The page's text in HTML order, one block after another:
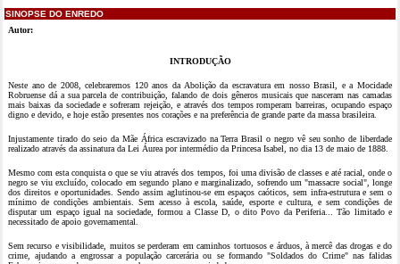
SINOPSE DO ENREDO
Autor:
INTRODUÇÃO
Neste ano de 2008, celebraremos 120 anos da Abolição da escravatura em nosso Brasil, e a Mocidade
Robruense dá a sua parcela de contribuição, falando de dois gêneros musicais que nasceram nas camadas
mais baixas da sociedade e sofreram rejeição, e através dos tempos romperam barreiras, ocupando espaço
digno e devido, e hoje estão presentes nos corações e na preferência de grande parte da massa brasileira.
Injustamente tirado do seio da Mãe África escravizado na Terra Brasil o negro vê seu sonho de liberdade
realizado através da assinatura da Lei Áurea por intermédio da Princesa Isabel, no dia 13 de maio de 1888.
Mesmo com esta conquista o que se viu através dos tempos, foi uma divisão de classes e até racial, onde o
negro se viu excluído, colocado em segundo plano e marginalizado, sofrendo um "massacre social", longe
dos direitos e oportunidades. Sendo assim aglutinou-se em espaços caóticos, sem infra-estrutura e sem o
mínimo de condições ambientais. Sem acesso à escola, saúde, esporte e cultura, e sem condições de
disputar um espaço igual na sociedade, formou a Classe D, o dito Povo da Periferia... Tão limitado e
necessitado de apoio governamental.
Sem recurso e visibilidade, muitos se perderam em caminhos tortuosos e árduos, à mercê das drogas e do
crime, ajudando a engrossar a população carcerária ou se formando "Soldados do Crime" nas falidas